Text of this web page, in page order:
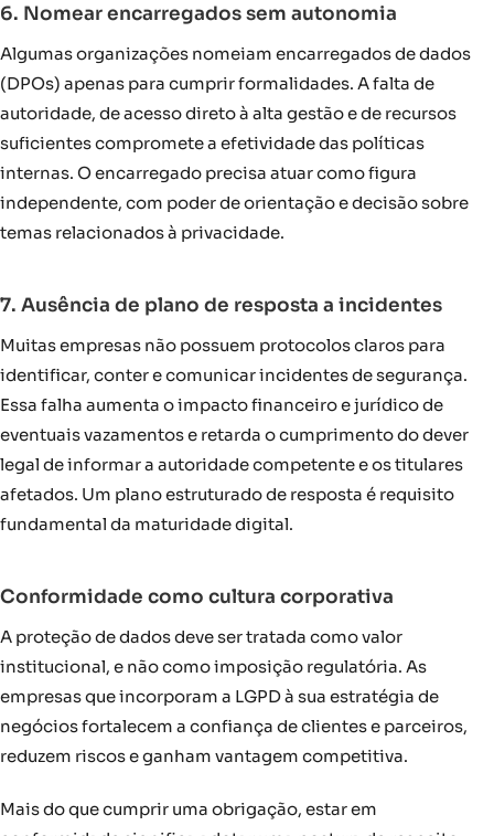
6. Nomear encarregados sem autonomia
Algumas organizações nomeiam encarregados de dados
(DPOs) apenas para cumprir formalidades. A falta de
autoridade, de acesso direto à alta gestão e de recursos
suficientes compromete a efetividade das políticas
internas. O encarregado precisa atuar como figura
independente, com poder de orientação e decisão sobre
temas relacionados à privacidade.
7. Ausência de plano de resposta a incidentes
Muitas empresas não possuem protocolos claros para
identificar, conter e comunicar incidentes de segurança.
Essa falha aumenta o impacto financeiro e jurídico de
eventuais vazamentos e retarda o cumprimento do dever
legal de informar a autoridade competente e os titulares
afetados. Um plano estruturado de resposta é requisito
fundamental da maturidade digital.
Conformidade como cultura corporativa
A proteção de dados deve ser tratada como valor
institucional, e não como imposição regulatória. As
empresas que incorporam a LGPD à sua estratégia de
negócios fortalecem a confiança de clientes e parceiros,
reduzem riscos e ganham vantagem competitiva.
Mais do que cumprir uma obrigação, estar em